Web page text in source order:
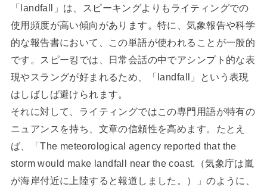
「landfall」は、スピーキングよりもライティングでの
使用頻度が高い傾向があります。特に、気象報告や科学
的な報告書において、この単語が使われることが一般的
です。スピー킹では、日常会話の中でアシンプト的な表
現やスラングが好まれるため、「landfall」という表現
はしばしば避けられます。
それに対して、ライティングではこの専門用語が特有の
ニュアンスを持ち、文章の信頼性を高めます。たとえ
ば、「The meteorological agency reported that the
storm would make landfall near the coast.（気象庁は嵐
が海岸付近に上陸すると報道しました。）」のように、